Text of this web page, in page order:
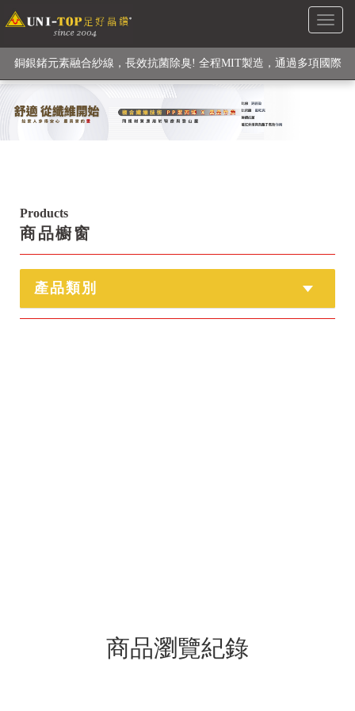
Toggle
級高性能纖維素材), 機能貼身衣物No. 1
銅銀鍺元素融合紗線，長效抗菌除臭! 全程MIT製造，通過多項國際
檢驗
【快來點我】H型銅銀纖維長效PP能量護膝! 支撐. 包覆感. 超透氣.
Products
商品櫥窗
產品類別
商品瀏覽紀錄